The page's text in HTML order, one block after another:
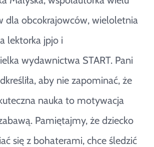
dla obcokrajowców, wieloletnia
lektorka jpjo i
wydawnictwa START. Pani
aby nie zapominać, że
nauka to motywacja
Pamiętajmy, że dziecko
się z bohaterami, chce śledzić